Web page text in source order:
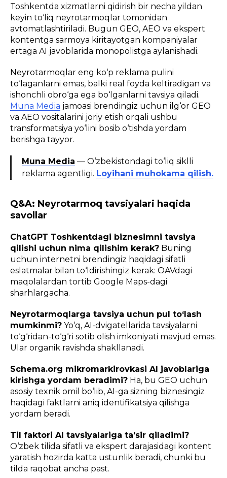
Toshkentda xizmatlarni qidirish bir necha yildan
keyin to‘liq neyrotarmoqlar tomonidan
avtomatlashtiriladi. Bugun GEO, AEO va ekspert
kontentga sarmoya kiritayotgan kompaniyalar
ertaga AI javoblarida monopolistga aylanishadi.
Neyrotarmoqlar eng ko‘p reklama pulini
to‘laganlarni emas, balki real foyda keltiradigan va
ishonchli obro‘ga ega bo‘lganlarni tavsiya qiladi.
Muna Media jamoasi brendingiz uchun ilg‘or GEO
va AEO vositalarini joriy etish orqali ushbu
transformatsiya yo‘lini bosib o‘tishda yordam
berishga tayyor.
Muna Media — O‘zbekistondagi to‘liq siklli
reklama agentligi. Loyihani muhokama qilish.
Q&A: Neyrotarmoq tavsiyalari haqida
savollar
ChatGPT Toshkentdagi biznesimni tavsiya
qilishi uchun nima qilishim kerak? Buning
uchun internetni brendingiz haqidagi sifatli
eslatmalar bilan to‘ldirishingiz kerak: OAVdagi
maqolalardan tortib Google Maps-dagi
sharhlargacha.
Neyrotarmoqlarga tavsiya uchun pul to‘lash
mumkinmi? Yo‘q, AI-dvigatellarida tavsiyalarni
to‘g‘ridan-to‘g‘ri sotib olish imkoniyati mavjud emas.
Ular organik ravishda shakllanadi.
Schema.org mikromarkirovkasi AI javoblariga
kirishga yordam beradimi? Ha, bu GEO uchun
asosiy texnik omil bo‘lib, AI-ga sizning biznesingiz
haqidagi faktlarni aniq identifikatsiya qilishga
yordam beradi.
Til faktori AI tavsiyalariga ta’sir qiladimi?
O‘zbek tilida sifatli va ekspert darajasidagi kontent
yaratish hozirda katta ustunlik beradi, chunki bu
tilda raqobat ancha past.